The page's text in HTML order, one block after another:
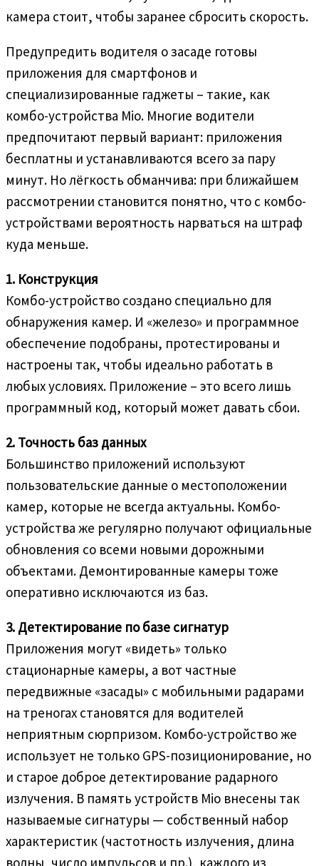
камера стоит, чтобы заранее сбросить скорость.
Предупредить водителя о засаде готовы
приложения для смартфонов и
специализированные гаджеты – такие, как
комбо-устройства Mio. Многие водители
предпочитают первый вариант: приложения
бесплатны и устанавливаются всего за пару
минут. Но лёгкость обманчива: при ближайшем
рассмотрении становится понятно, что с комбо-
устройствами вероятность нарваться на штраф
куда меньше.
1. Конструкция
Комбо-устройство создано специально для
обнаружения камер. И «железо» и программное
обеспечение подобраны, протестированы и
настроены так, чтобы идеально работать в
любых условиях. Приложение – это всего лишь
программный код, который может давать сбои.
2. Точность баз данных
Большинство приложений используют
пользовательские данные о местоположении
камер, которые не всегда актуальны. Комбо-
устройства же регулярно получают официальные
обновления со всеми новыми дорожными
объектами. Демонтированные камеры тоже
оперативно исключаются из баз.
3. Детектирование по базе сигнатур
Приложения могут «видеть» только
стационарные камеры, а вот частные
передвижные «засады» с мобильными радарами
на треногах становятся для водителей
неприятным сюрпризом. Комбо-устройство же
использует не только GPS-позиционирование, но
и старое доброе детектирование радарного
излучения. В память устройств Mio внесены так
называемые сигнатуры — собственный набор
характеристик (частотность излучения, длина
волны, число импульсов и пр.), каждого из